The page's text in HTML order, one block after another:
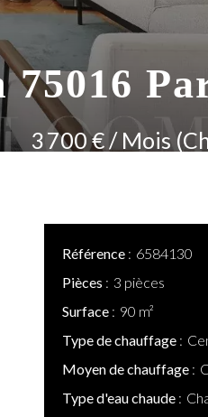
75016
3 700 € / Mois
Référence
6584130
Pièces
3 pièces
Surface
90 m²
Type de chauffage
Moyen de chauffage
Type d'eau chaude